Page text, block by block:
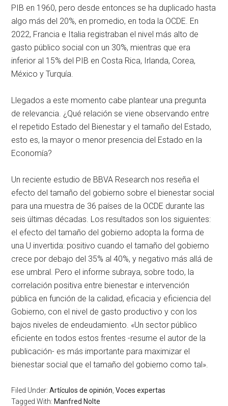
PIB en 1960, pero desde entonces se ha duplicado hasta
algo más del 20%, en promedio, en toda la OCDE. En
2022, Francia e Italia registraban el nivel más alto de
gasto público social con un 30%, mientras que era
inferior al 15% del PIB en Costa Rica, Irlanda, Corea,
México y Turquía.
Llegados a este momento cabe plantear una pregunta
de relevancia. ¿Qué relación se viene observando entre
el repetido Estado del Bienestar y el tamaño del Estado,
esto es, la mayor o menor presencia del Estado en la
Economía?
Un reciente estudio de BBVA Research nos reseña el
efecto del tamaño del gobierno sobre el bienestar social
para una muestra de 36 países de la OCDE durante las
seis últimas décadas. Los resultados son los siguientes:
el efecto del tamaño del gobierno adopta la forma de
una U invertida: positivo cuando el tamaño del gobierno
crece por debajo del 35% al 40%, y negativo más allá de
ese umbral. Pero el informe subraya, sobre todo, la
correlación positiva entre bienestar e intervención
pública en función de la calidad, eficacia y eficiencia del
Gobierno, con el nivel de gasto productivo y con los
bajos niveles de endeudamiento. «Un sector público
eficiente en todos estos frentes -resume el autor de la
publicación- es más importante para maximizar el
bienestar social que el tamaño del gobierno como tal».
Filed Under:Artículos de opinión ,Voces expertas
Tagged With: Manfred Nolte